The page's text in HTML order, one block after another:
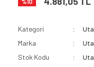
Kategori
Marka
Stok Kodu